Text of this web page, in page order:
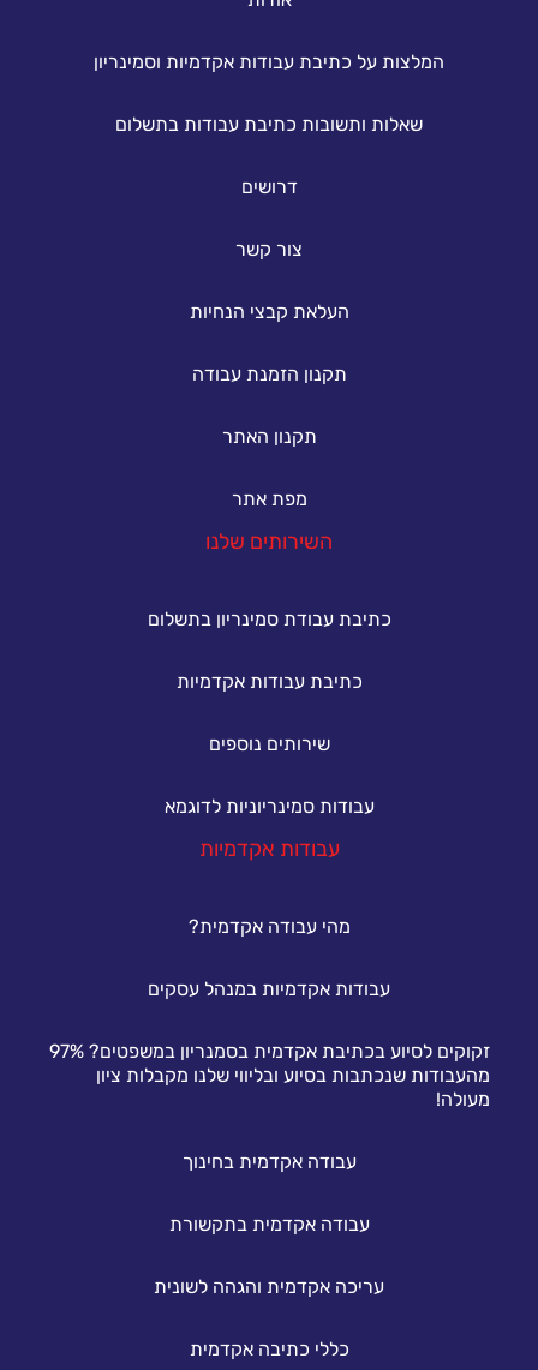
המלצות על כתיבת עבודות אקדמיות וסמינריון
שאלות ותשובות כתיבת עבודות בתשלום
דרושים
צור קשר
העלאת קבצי הנחיות
תקנון הזמנת עבודה
תקנון האתר
מפת אתר
השירותים שלנו
כתיבת עבודת סמינריון בתשלום
כתיבת עבודות אקדמיות
שירותים נוספים
עבודות סמינריוניות לדוגמא
עבודות אקדמיות
מהי עבודה אקדמית?
עבודות אקדמיות במנהל עסקים
זקוקים לסיוע בכתיבת אקדמית בסמנריון במשפטים? 97%
מהעבודות שנכתבות בסיוע ובליווי שלנו מקבלות ציון
מעולה!
עבודה אקדמית בחינוך
עבודה אקדמית בתקשורת
עריכה אקדמית והגהה לשונית
כללי כתיבה אקדמית